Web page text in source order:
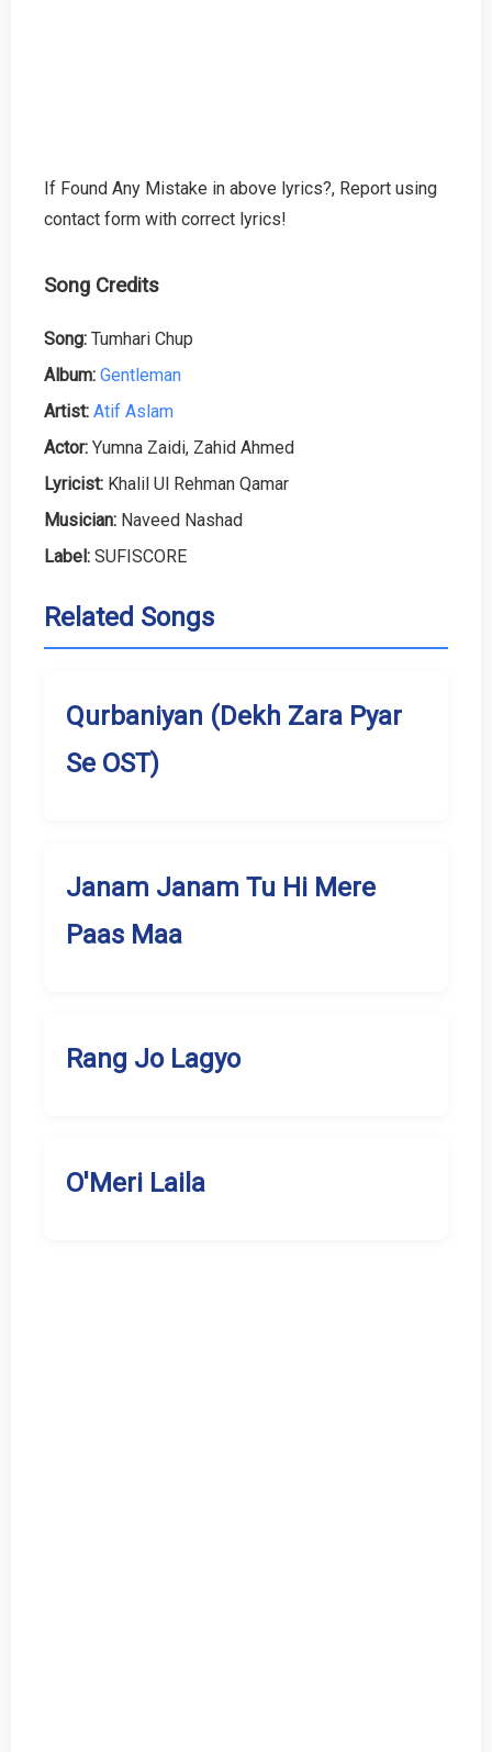
If Found Any Mistake in above lyrics?, Report using
contact form with correct lyrics!
Song Credits
Song: Tumhari Chup
Album: Gentleman
Artist: Atif Aslam
Actor: Yumna Zaidi, Zahid Ahmed
Lyricist: Khalil Ul Rehman Qamar
Musician: Naveed Nashad
Label: SUFISCORE
Related Songs
Qurbaniyan (Dekh Zara Pyar
Se OST)
Janam Janam Tu Hi Mere
Paas Maa
Rang Jo Lagyo
O'Meri Laila